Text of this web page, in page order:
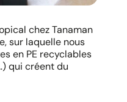
chez Tanaman
sur laquelle nous
en PE recyclables
qui créent du